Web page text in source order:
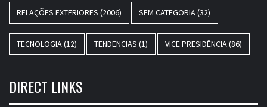
RELAÇÕES EXTERIORES (2006) SEM CATEGORIA(32)
TECNOLOGIA(12) TENDENCIAS (1) VICE PRESIDÊNCIA(86)
DIRECT LINKS